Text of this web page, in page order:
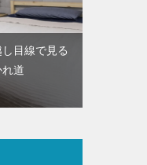
目線で見る
道